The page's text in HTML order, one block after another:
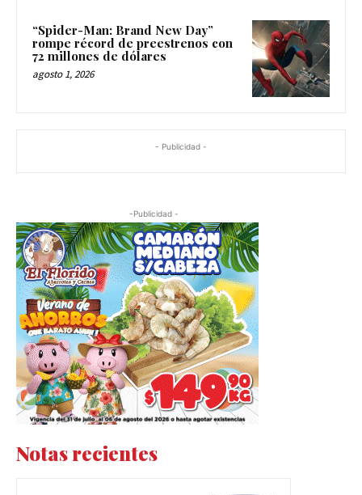
“Spider-Man: Brand New Day”
rompe récord de preestrenos con
72 millones de dólares
agosto 1, 2026
- Publicidad -
-Publicidad -
Notas recientes